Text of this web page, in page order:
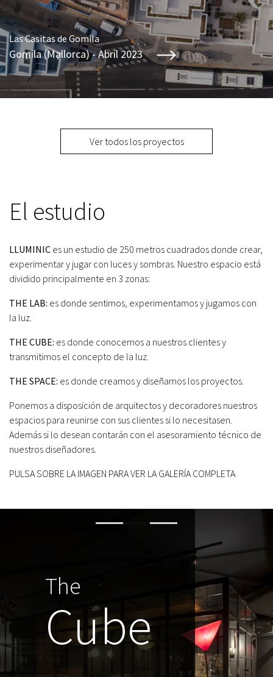
Las Casitas de Gomila
Gomila (Mallorca) - Abril 2023
Ver todos los proyectos
El estudio
LLUMINIC es un estudio de 250 metros cuadrados donde crear,
experimentar y jugar con luces y sombras. Nuestro espacio está
dividido principalmente en 3 zonas:
THE LAB: es donde sentimos, experimentamos y jugamos con
la luz.
THE CUBE: es donde conocemos a nuestros clientes y
transmitimos el concepto de la luz.
THE SPACE: es donde creamos y diseñamos los proyectos.
Ponemos a disposición de arquitectos y decoradores nuestros
espacios para reunirse con sus clientes si lo necesitasen.
Además si lo desean contarán con el asesoramiento técnico de
nuestros diseñadores.
PULSA SOBRE LA IMAGEN PARA VER LA GALERÍA COMPLETA
The
Cube